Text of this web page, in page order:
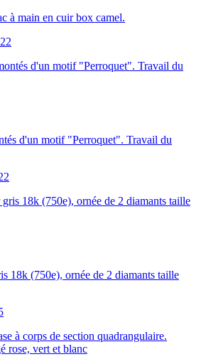
à main en cuir box camel.
d'un motif "Perroquet". Travail du
18k (750e), ornée de 2 diamants taille